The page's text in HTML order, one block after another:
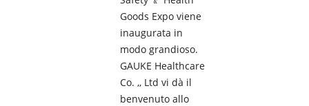
Goods Expo viene
inaugurata in
modo grandioso.
GAUKE Healthcare
Co. ,, Ltd vi dà il
benvenuto allo